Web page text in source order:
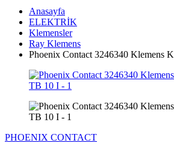
Anasayfa
ELEKTRİK
Klemensler
Ray Klemens
Phoenix Contact 3246340 Klemens
PHOENIX CONTACT